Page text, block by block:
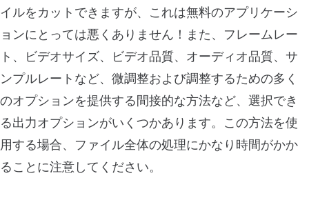
イルをカットできますが、これは無料のアプリケーシ
ョンにとっては悪くありません！また、フレームレー
ト、ビデオサイズ、ビデオ品質、オーディオ品質、サ
ンプルレートなど、微調整および調整するための多く
のオプションを提供する間接的な方法など、選択でき
る出力オプションがいくつかあります。この方法を使
用する場合、ファイル全体の処理にかなり時間がかか
ることに注意してください。